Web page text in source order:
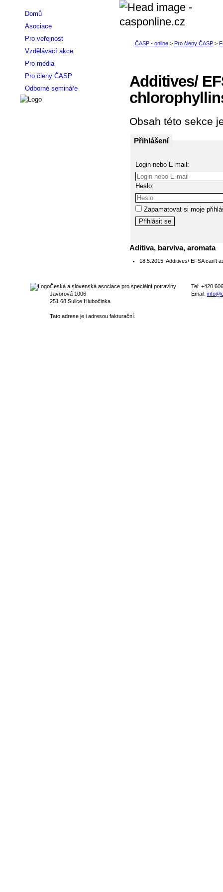
Additives/
Obsah této sekce
Přihlášení
Login nebo E-mail:
Heslo:
Zapamatovat si moje
Aditiva, barviva, aromata
18.5.2015 Additives/ EFSA can't
Domů
Asociace
Pro veřejnost
Vzdělávací akce
Pro média
Pro členy ČASP
Odborné semináře
Česká a slovenská asociace pro speciální potraviny
Javorová 1006
251 68 Sulice Hlubočinka
Tato adrese je i adresou fakturační.
Tel: +420
Email: